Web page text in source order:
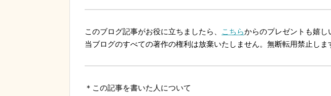
このブログ記事がお役に立ちましたら、 こちらからのプレゼントも嬉し
当ブログのすべての著作の権利は放棄いたしません。無断転用禁止しま
＊この記事を書いた人について